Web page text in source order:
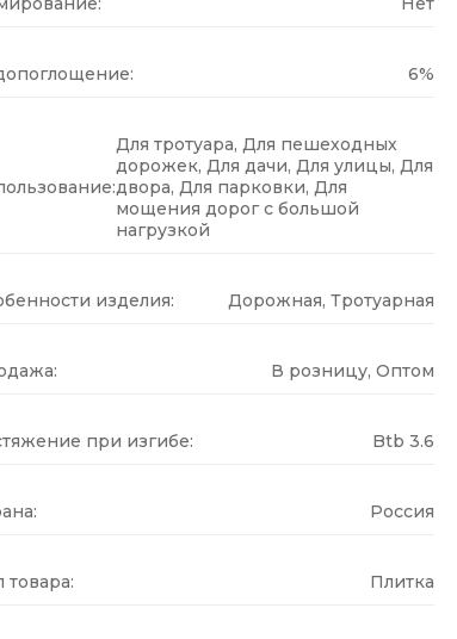
6%
Для тротуара, Для пешеходных
дорожек, Для дачи, Для улицы, Для
двора, Для парковки, Для
мощения дорог с большой
нагрузкой
изделия: Дорожная, Тротуарная
В розницу, Оптом
при изгибе: Btb 3.6
Россия
товара: Плитка